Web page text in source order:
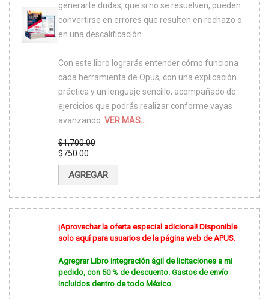
generarte dudas, que si no se resuelven, pueden
convertirse en errores que resulten en rechazo o
en una descalificación.
Con este libro lograrás entender cómo funciona
cada herramienta de Opus, con una explicación
práctica y un lenguaje sencillo, acompañado de
ejercicios que podrás realizar conforme vayas
avanzando. VER MAS...
$1,700.00
El
original
era:
$1,700.00.
$750.00
precio
actual
es:
AGREGAR
¡Aprovechar la oferta especial adicional! Disponible
solo aquí para usuarios de la página web de APUS.
Agregrar Libro integración ágil de licitaciones a mi
pedido, con 50 % de descuento. Gastos de envío
incluidos dentro de todo México.